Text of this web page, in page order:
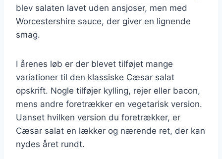
blev salaten lavet uden ansjoser, men med
Worcestershire sauce, der giver en lignende
smag.
I årenes løb er der blevet tilføjet mange
variationer til den klassiske Cæsar salat
opskrift. Nogle tilføjer kylling, rejer eller bacon,
mens andre foretrækker en vegetarisk version.
Uanset hvilken version du foretrækker, er
Cæsar salat en lækker og nærende ret, der kan
nydes året rundt.